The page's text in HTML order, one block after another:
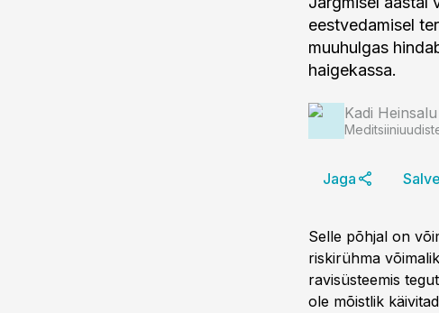
eestvedamisel
muuhulgas
haigekassa.
Kadi Heinsalu
Jaga
Selle põhjal on
riskirühma
ravisüsteemis
ole mõistlik